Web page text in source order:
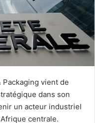
vient de
dans son
un acteur industriel
centrale.